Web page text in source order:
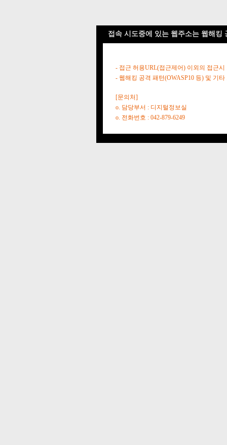
접속 시도중에 있는 웹주소는 웹해킹
- 접근 허용URL(접근제어) 이외의 접근시
- 웹해킹 공격 패턴(OWASP10 등) 및 기
[문의처]
o. 담당부서 : 디지털정보실
o. 전화번호 : 042-879-6249